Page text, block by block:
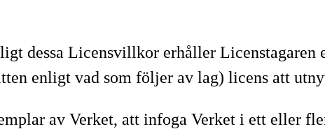
dessa Licensvillkor erhåller
enligt vad som följer av lag) licens att
av Verket, att infoga Verket i ett eller